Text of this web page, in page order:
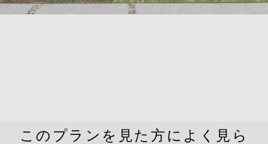
このプランを見た方によく見ら